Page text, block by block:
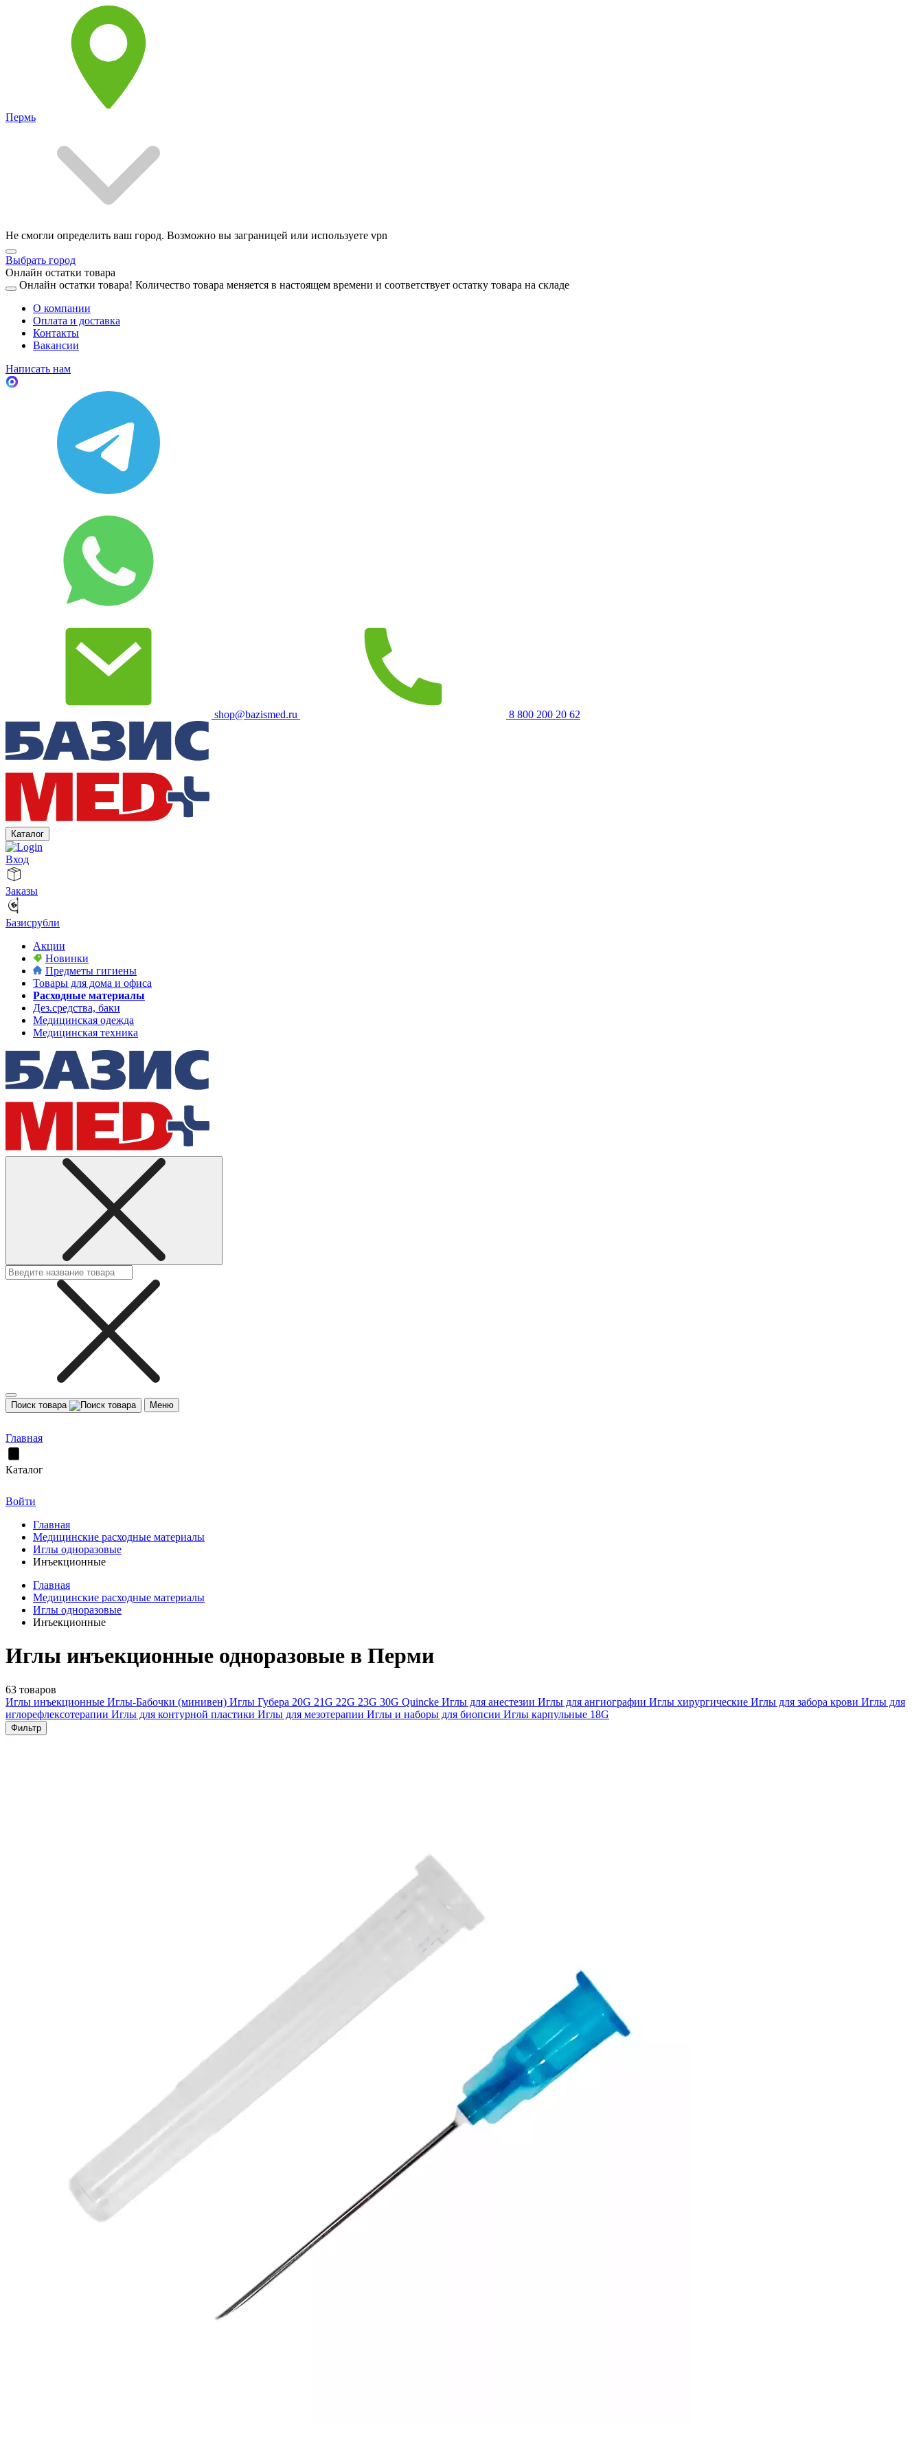
Пермь
Не смогли определить ваш город. Возможно вы заграницей или используете vpn
Выбрать город
Онлайн остатки товара
Онлайн остатки товара! Количество товара меняется в настоящем времени и соответствует остатку товара на складе
О компании
Оплата и доставка
Контакты
Вакансии
Написать нам
shop@bazismed.ru 8 800 200 20 62
Каталог
Вход
Заказы
Базисрубли
Акции
Новинки
Предметы гигиены
Товары для дома и офиса
Расходные материалы
Дез.средства, баки
Медицинская одежда
Медицинская техника
Поиск товара Меню
Главная
Каталог
Войти
Главная
Медицинские расходные материалы
Иглы одноразовые
Инъекционные
Главная
Медицинские расходные материалы
Иглы одноразовые
Инъекционные
Иглы инъекционные одноразовые в Перми
63 товаров
Иглы инъекционные Иглы-Бабочки (минивен) Иглы Губера 20G 21G 22G 23G 30G Quincke Иглы для анестезии Иглы для ангиографии Иглы хирургические Иглы для забора крови Иглы для
иглорефлексотерапии Иглы для контурной пластики Иглы для мезотерапии Иглы и наборы для биопсии Иглы карпульные 18G
Фильтр